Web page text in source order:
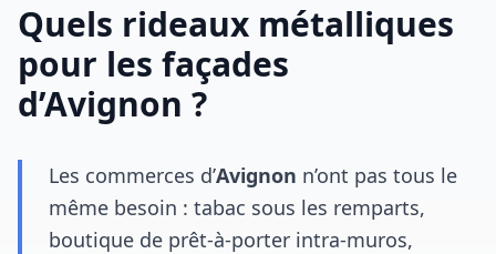
Quels rideaux métalliques
pour les façades
d’Avignon ?
Les commerces d’Avignon n’ont pas tous le
même besoin : tabac sous les remparts,
boutique de prêt‑à‑porter intra‑muros,